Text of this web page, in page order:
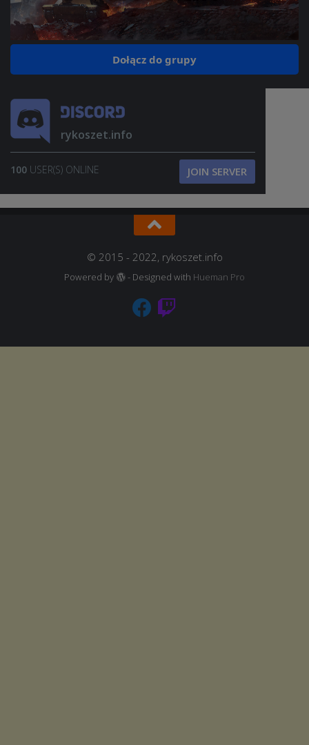
Dołącz do grupy
rykoszet.info
100 USER(S) ONLINE JOIN SERVER
© 2015 - 2022, rykoszet.info
Powered by - Designed with Hueman Pro